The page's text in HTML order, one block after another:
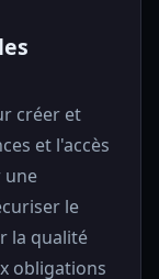
créer et
et l'accès
une
le
la qualité
obligations